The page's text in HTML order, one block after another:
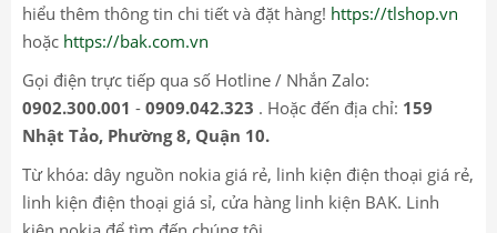
hiểu thêm thông tin chi tiết và đặt hàng! https://tlshop.vn
hoặc https://bak.com.vn
Gọi điện trực tiếp qua số Hotline / Nhắn Zalo:
0902.300.001 - 0909.042.323 . Hoặc đến địa chỉ: 159
Nhật Tảo, Phường 8, Quận 10.
Từ khóa: dây nguồn nokia giá rẻ, linh kiện điện thoại giá rẻ,
linh kiện điện thoại giá sỉ, cửa hàng linh kiện BAK. Linh